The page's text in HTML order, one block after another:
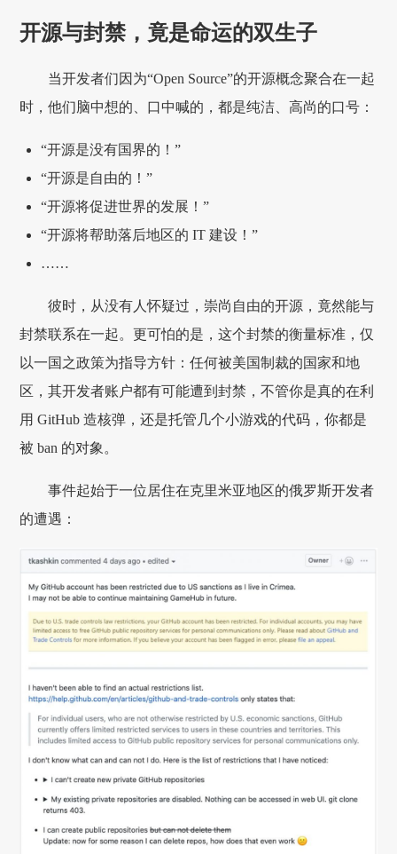
开源与封禁，竟是命运的双生子
当开发者们因为“Open Source”的开源概念聚合在一起
时，他们脑中想的、口中喊的，都是纯洁、高尚的口号：
“开源是没有国界的！”
“开源是自由的！”
“开源将促进世界的发展！”
“开源将帮助落后地区的 IT 建设！”
……
彼时，从没有人怀疑过，崇尚自由的开源，竟然能与
封禁联系在一起。更可怕的是，这个封禁的衡量标准，仅
以一国之政策为指导方针：任何被美国制裁的国家和地
区，其开发者账户都有可能遭到封禁，不管你是真的在利
用 GitHub 造核弹，还是托管几个小游戏的代码，你都是
被 ban 的对象。
事件起始于一位居住在克里米亚地区的俄罗斯开发者
的遭遇：